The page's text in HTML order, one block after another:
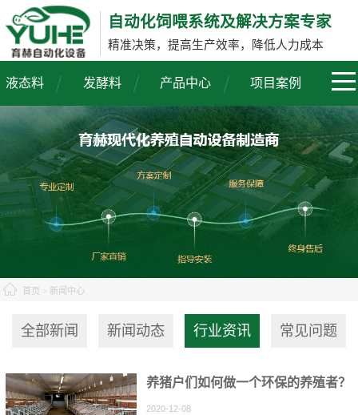
自动化饲喂系统及解决方案专家
精准决策，提高生产效率，降低人力成本
液态料 发酵料 产品中心 项目案例
首页 > 新闻中心
全部新闻 新闻动态 行业资讯 常见问题
养猪户们如何做一个环保的养殖者？
2020-12-08